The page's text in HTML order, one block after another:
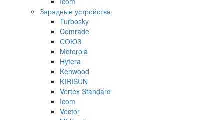
Зарядные устройства
Turbosky
Comrade
СОЮЗ
Motorola
Hytera
Kenwood
KIRISUN
Vertex Standard
Icom
Vector